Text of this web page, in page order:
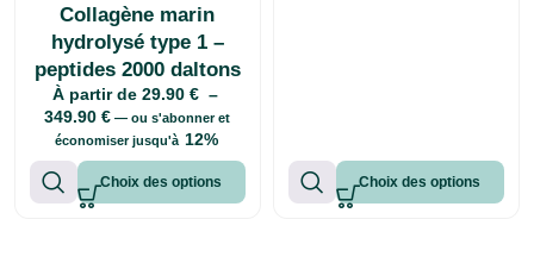
Collagène marin
hydrolysé type 1 –
peptides 2000 daltons
À partir de 29.90 € –
349.90€ — ou s'abonner et
économiser jusqu'à 12%
Choix des options Choix des options